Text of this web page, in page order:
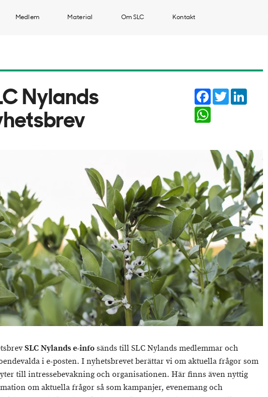
Medlem Material Om SLC Kontakt
Nylands
Facebook
Twitter
SLC Nylands e-infosänds till SLC Nylands medlemmar och
i e-posten. I nyhetsbrevet berättar vi om aktuella frågor som
till intressebevakning och organisationen. Här finns även nyttig
om aktuella frågor så som kampanjer, evenemang och